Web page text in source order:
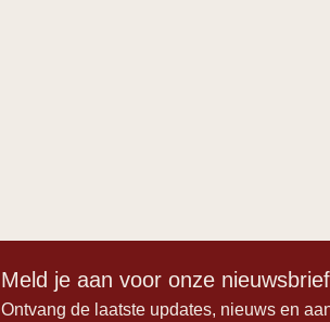
Meld je aan voor onze nieuwsbrief
Ontvang de laatste updates, nieuws en